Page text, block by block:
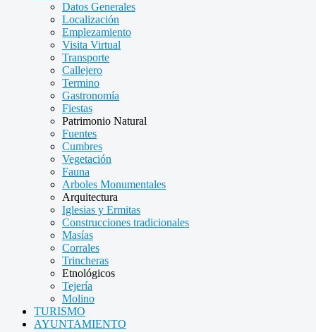
Datos Generales
Localización
Emplezamiento
Visita Virtual
Transporte
Callejero
Termino
Gastronomía
Fiestas
Patrimonio Natural
Fuentes
Cumbres
Vegetación
Fauna
Arboles Monumentales
Arquitectura
Iglesias y Ermitas
Construcciones tradicionales
Masías
Corrales
Trincheras
Etnológicos
Tejería
Molino
TURISMO
AYUNTAMIENTO